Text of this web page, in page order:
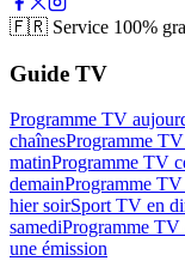
🇫🇷 Service 100%
Guide TV
Programme TV
chaînesProgramme
matinProgramme TV
demainProgramme TV
hier soirSport TV en
samediProgramme TV
une émission